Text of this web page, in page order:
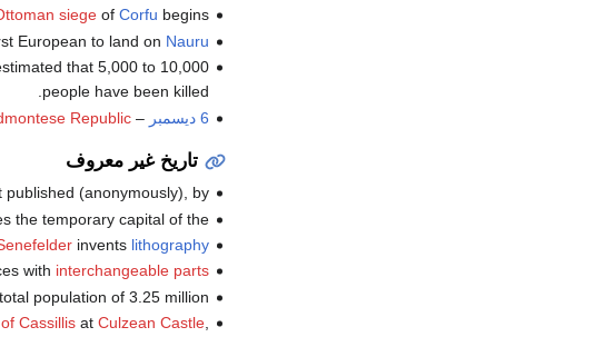
siegeof Corfu begins.
European to land on Nauru
that 5,000 to 10,000
people have been killed.
6 ديسمبر
– General
Republic
تاريخ غير معروف
published (anonymously), by
the temporary capital of the
invents lithography
with interchangeable parts
population of 3.25 million.
Cassillisat Culzean Castle,